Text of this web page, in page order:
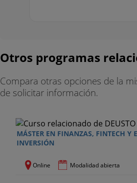
Otros programas
Compara otras opciones de la
de solicitar información.
MÁSTER EN FINANZAS, FINTECH Y
INVERSIÓN
Online Modalidad abierta